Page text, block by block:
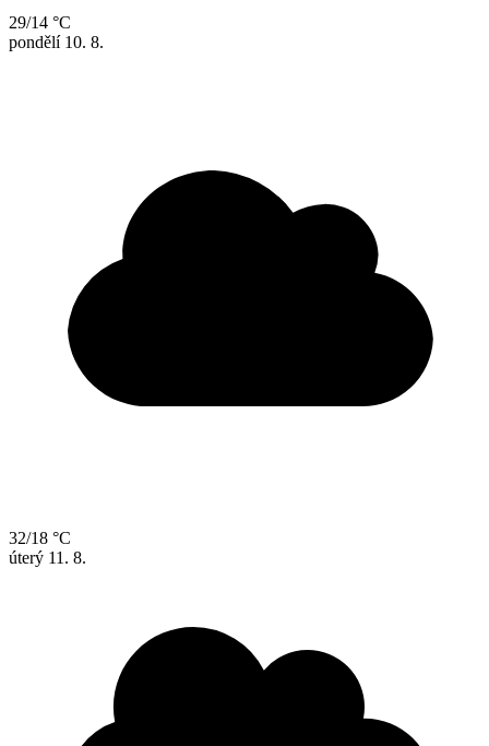
29/14 °C
pondělí 10. 8.
32/18 °C
úterý 11. 8.